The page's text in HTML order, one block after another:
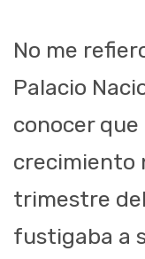
No me
Palacio
conocer
crecimiento
trimestre
fustigaba a